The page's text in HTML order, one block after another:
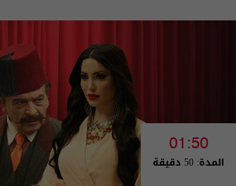
01:50
المدة: 50 دقيقة